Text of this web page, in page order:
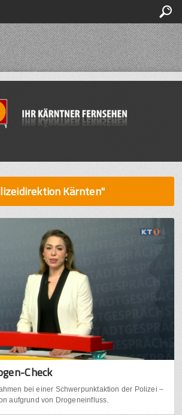
Kärnten"
Check
bei einer Schwerpunktaktion der Polizei –
aufgrund von Drogeneinfluss.